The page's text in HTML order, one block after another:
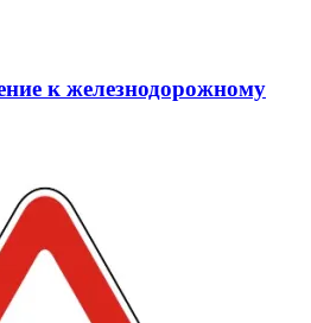
к железнодорожному